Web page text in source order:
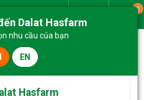
0
Dalat Hasfarm
nhu cầu của bạn
EN
Hasfarm